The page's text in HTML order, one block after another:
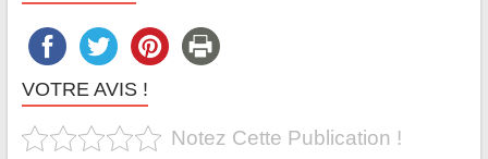
VOTRE AVIS !
Notez Cette Publication !